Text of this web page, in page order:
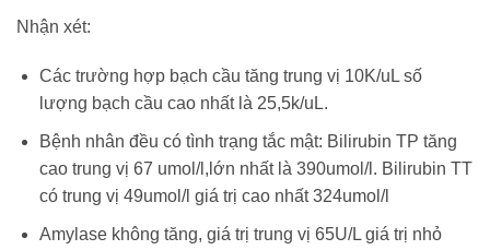
Nhận xét:
Các trường hợp bạch cầu tăng trung vị 10K/uL số
lượng bạch cầu cao nhất là 25,5k/uL.
Bệnh nhân đều có tình trạng tắc mật: Bilirubin TP tăng
cao trung vị 67 umol/l,lớn nhất là 390umol/l. Bilirubin TT
có trung vị 49umol/l giá trị cao nhất 324umol/l
Amylase không tăng, giá trị trung vị 65U/L giá trị nhỏ